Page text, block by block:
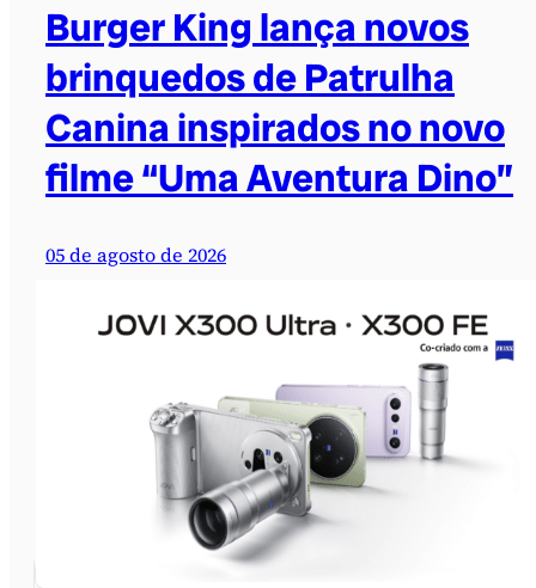
Burger King lança novos
brinquedos de Patrulha
Canina inspirados no novo
filme “Uma Aventura Dino”
05 de agosto de 2026